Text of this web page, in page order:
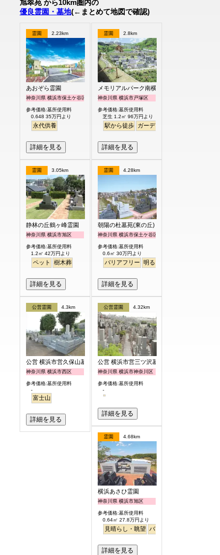
旭翠苑 から10km圏内の
優良霊園・墓地(←まとめて地図で確認)
霊園 2.23km
あおぞら霊園
神奈川県 横浜市保土ケ谷区
参考価格:墓所使用料
0.648 35万円より
永代供養
詳細を見る
霊園 2.8km
メモリアルパーク南横浜
神奈川県 横浜市戸塚区
参考価格:墓所使用料
芝生 1.2㎡ 96万円より
駅から徒歩 ガーデニング
詳細を見る
霊園 3.05km
静林の丘鶴ヶ峰霊園
神奈川県 横浜市旭区
参考価格:墓所使用料
1.2㎡ 42万円より
ペット 樹木葬
詳細を見る
霊園 4.28km
朝陽の杜墓苑(東の丘)
神奈川県 横浜市保土ケ谷区
参考価格:墓所使用料
0.6㎡ 30万円より
バリアフリー 明るい
詳細を見る
公営霊園 4.3km
公営 横浜市営久保山墓地
神奈川県 横浜市西区
参考価格:墓所使用料
-
富士山
詳細を見る
公営霊園 4.32km
公営 横浜市営三ツ沢墓地
神奈川県 横浜市神奈川区
参考価格:墓所使用料
-
詳細を見る
霊園 4.68km
横浜あさひ霊園
神奈川県 横浜市旭区
参考価格:墓所使用料
0.64㎡ 27.8万円より
見晴らし・眺望 バリアフリー
詳細を見る